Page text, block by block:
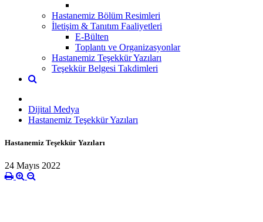
Hastanemiz Bölüm Resimleri
İletişim & Tanıtım Faaliyetleri
E-Bülten
Toplantı ve Organizasyonlar
Hastanemiz Teşekkür Yazıları
Teşekkür Belgesi Takdimleri
Dijital Medya
Hastanemiz Teşekkür Yazıları
Hastanemiz Teşekkür Yazıları
24 Mayıs 2022